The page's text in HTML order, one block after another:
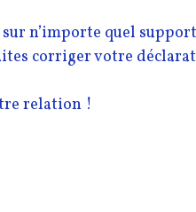
n’importe quel
corriger votre
relation !